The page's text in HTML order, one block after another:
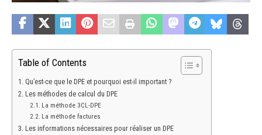
Table of Contents
Qu’est-ce que le DPE et pourquoi est-il important ?
Les méthodes de calcul du DPE
La méthode 3CL-DPE
La méthode factures
Les informations nécessaires pour réaliser un DPE